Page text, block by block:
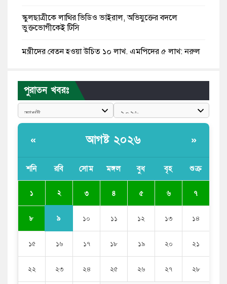
স্কুলছাত্রীকে লাথির ভিডিও ভাইরাল, অভিযুক্তের বদলে
ভুক্তভোগীকেই টিসি
মন্ত্রীদের বেতন হওয়া উচিত ১০ লাখ, এমপিদের ৫ লাখ: নুরুল
রাষ্ট্রপতি পদে প্রস্তাব পাননি ড. ইউনূস, বিএনপির বিবেচনায় মির্জা
ফখরুল
আধা কিলোমিটারের কাজ চলছে মাসের পর মাস: কুমিল্লার
পাঠাতেন ইসলামী বিশ্ববিদ্যালয়ের ছাত্রী
এনসিপি নেতা
পুরাতন খবরঃ
« আগষ্ট ২০২৬ »
শনি রবি সোম মঙ্গল বুধ বৃহ শুক্র
১ ২ ৩ ৪ ৫ ৬ ৭
৮ ৯ ১০ ১১ ১২ ১৩ ১৪
১৫ ১৬ ১৭ ১৮ ১৯ ২০ ২১
২২ ২৩ ২৪ ২৫ ২৬ ২৭ ২৮